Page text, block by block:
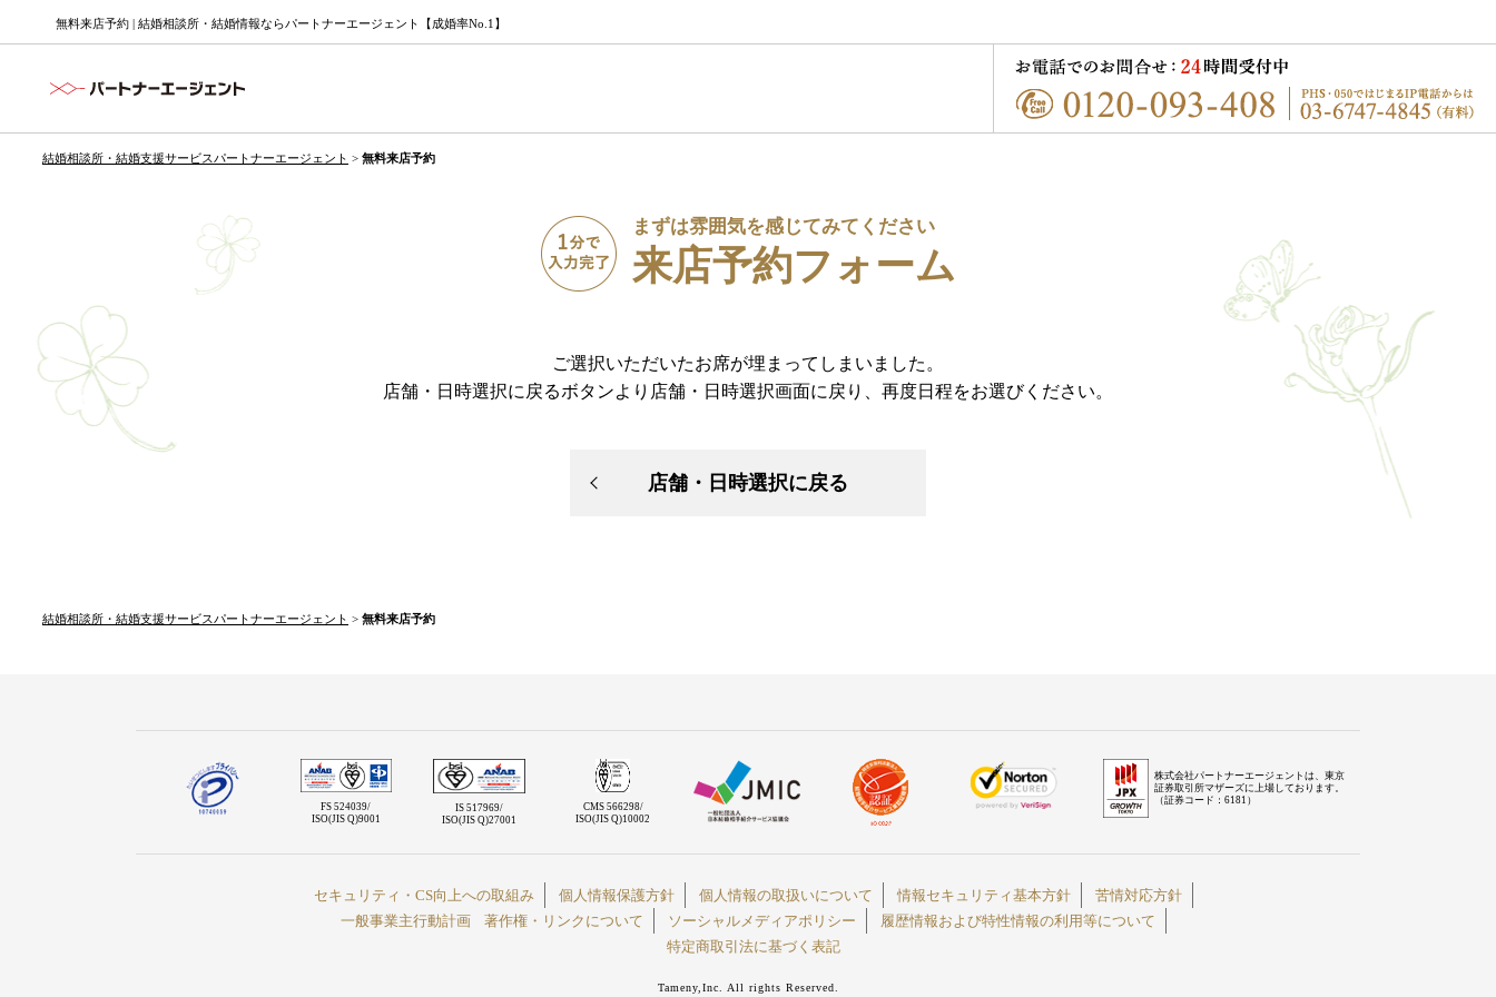
無料来店予約 | 結婚相談所・結婚情報ならパートナーエージェント【成婚率No.1】
結婚相談所・結婚支援サービスパートナーエージェント > 無料来店予約
まずは雰囲気を感じてみてください
来店予約フォーム
ご選択いただいたお席が埋まってしまいました。
店舗・日時選択に戻るボタンより店舗・日時選択画面に戻り、再度日程をお選びください。
店舗・日時選択に戻る
結婚相談所・結婚支援サービスパートナーエージェント > 無料来店予約
FS 524039/
ISO(JIS Q)9001
IS 517969/
ISO(JIS Q)27001
CMS 566298/
ISO(JIS Q)10002
株式会社パートナーエージェントは、東京
証券取引所マザーズに上場しております。
（証券コード：6181）
セキュリティ・CS向上への取組み 個人情報保護方針 個人情報の取扱いについて 情報セキュリティ基本方針
苦情対応方針
一般事業主行動計画
著作権・リンクについて ソーシャルメディアポリシー
履歴情報および特性情報の利用等について
特定商取引法に基づく表記
Tameny,Inc. All rights Reserved.